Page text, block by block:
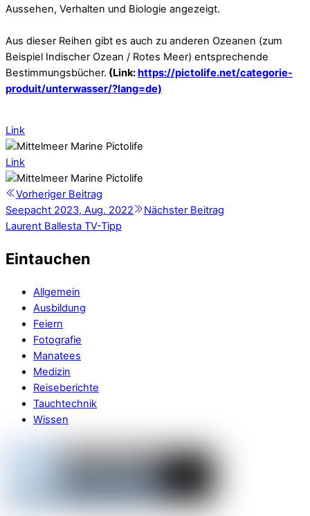
Aussehen, Verhalten und Biologie angezeigt.
Aus dieser Reihen gibt es auch zu anderen Ozeanen (zum
Beispiel Indischer Ozean / Rotes Meer) entsprechende
Bestimmungsbücher. (Link:https://pictolife.net/categorie-
produit/unterwasser/?lang=de)
Link
Link
Vorheriger Beitrag
Seepacht 2023, Aug. 2022
Nächster Beitrag
Laurent Ballesta TV-Tipp
Eintauchen
Allgemein
Ausbildung
Feiern
Fotografie
Manatees
Medizin
Reiseberichte
Tauchtechnik
Wissen